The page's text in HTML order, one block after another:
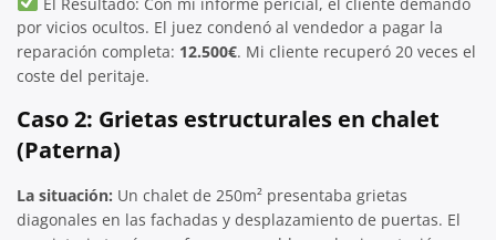
por vicios ocultos. El juez condenó al vendedor a pagar la
reparación completa: 12.500€. Mi cliente recuperó 20 veces el
coste del peritaje.
Caso 2: Grietas estructurales en chalet
(Paterna)
La situación: Un chalet de 250m² presentaba grietas
diagonales en las fachadas y desplazamiento de puertas. El